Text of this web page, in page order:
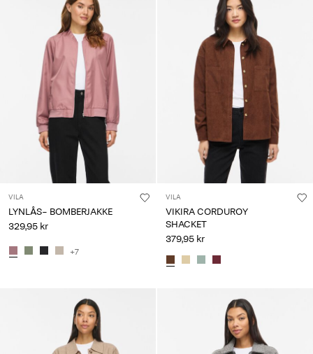
VILA
LYNLÅS- BOMBERJAKKE
329,95 kr
+7
VILA
VIKIRA CORDUROY
SHACKET
379,95 kr